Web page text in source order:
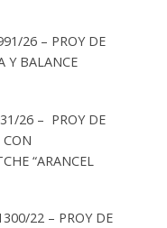
26 – PROY DE
Y BALANCE
26 – PROY DE
CON
“ARANCEL
22 – PROY DE